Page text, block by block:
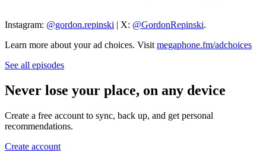
Instagram: @gordon.repinski | X: @GordonRepinski.
Learn more about your ad choices. Visit megaphone.fm/adchoices
See all episodes
Never lose your place, on any device
Create a free account to sync, back up, and get personal
recommendations.
Create account